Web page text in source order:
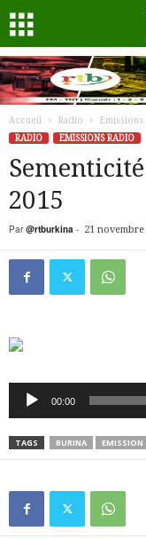
Accueil Radio
RADIO
EMISSIONS RADIO
2015
Par @rtburkina - 21 novembre
Lecteur
audio
00:00
TAGS BURINA EMISSION